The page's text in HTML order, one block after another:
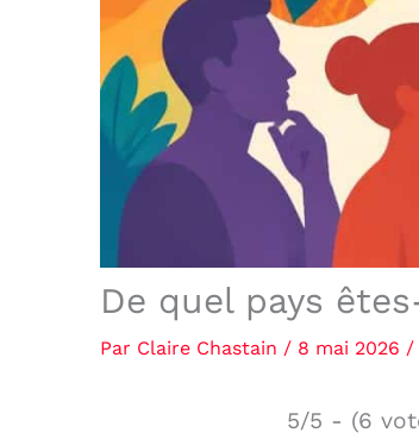
De quel pays
Par Claire Chastain / 8 mai 2026 /
5/5 - (6